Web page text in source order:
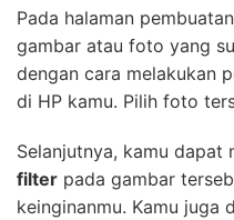
Pada halaman
gambar atau foto yang
dengan cara melakukan
di HP kamu. Pilih foto
Selanjutnya, kamu dapat
filter pada gambar
keinginanmu. Kamu juga